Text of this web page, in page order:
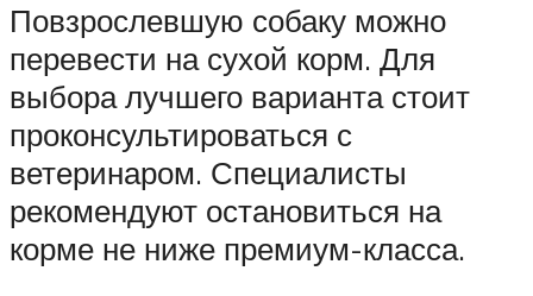
Повзрослевшую собаку можно
перевести на сухой корм. Для
выбора лучшего варианта стоит
проконсультироваться с
ветеринаром. Специалисты
рекомендуют остановиться на
корме не ниже премиум-класса.